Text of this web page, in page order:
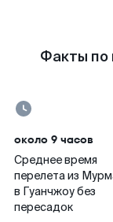
Факты по
около 9 часов
Среднее время
перелета из
в Гуанчжоу без
пересадок